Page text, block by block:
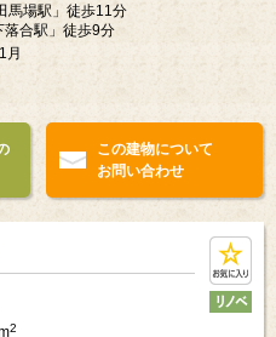
田馬場3-36-5
場駅」徒歩11分
この建物について
お問い合わせ